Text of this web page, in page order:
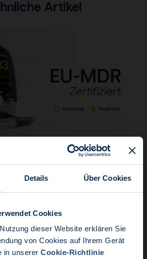
Details Über Cookies
Cookies
dieser Website erklären Sie
von Cookies auf Ihrem Gerät
in unserer Cookie-Richtlinie
Artikel
Lesezeit: 2 Minuten
Plattform ist nun
Magtrace®-Zertif…